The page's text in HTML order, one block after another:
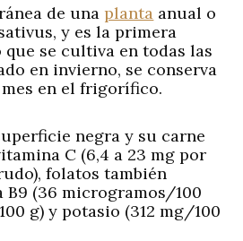
de unaplanta anual o
y es la primera
que se cultiva en todas las
en invierno, se conserva
en el frigorífico.
negra y su carne
C (6,4 a 23 mg por
folatos también
B9 (36 microgramos/100
g) y potasio (312 mg/100